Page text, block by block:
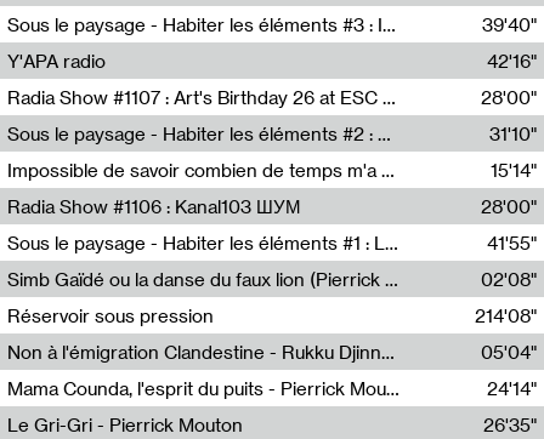
Radio Zero
Sous le paysage - Habiter les éléments #3 : Interprétations, rituels et symboliques des éléments
Nastassja Martin
39'40"
Y'APA radio
Pierrick Mouton
42'16"
Radia Show #1107 : Art's Birthday 26 at ESC - Medien Kunst Labor
Radio Helsinki
28'00"
Sous le paysage - Habiter les éléments #2 : Vers le tournant élémentaire
Nastassja Martin
31'10"
Impossible de savoir combien de temps m'a échappé
Mélanie Blaison,Mateo Cuin
15'14"
Radia Show #1106 : Kanal103 ШУМ
Kanal103
28'00"
Sous le paysage - Habiter les éléments #1 : Les éléments et les débordements du vivant
Nastassja Martin
41'55"
Simb Gaïdé ou la danse du faux lion (Pierrick Mouton)
Pierrick Mouton,Simb Gaïdé
02'08"
Réservoir sous pression
214'08"
Non à l'émigration Clandestine - Rukku Djinne Squad (Eden Tinto Collins)
Eden Tinto Collins,Rukku Djinne
05'04"
Mama Counda, l'esprit du puits - Pierrick Mouton
Pierrick Mouton
24'14"
Le Gri-Gri - Pierrick Mouton
26'35"